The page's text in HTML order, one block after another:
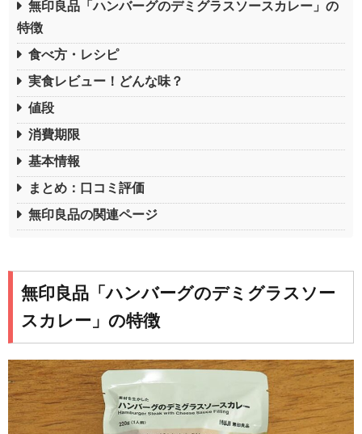
無印良品「ハンバーグのデミグラスソースカレー」の
特徴
食べ方・レシピ
実食レビュー！どんな味？
値段
消費期限
基本情報
まとめ：口コミ評価
無印良品の関連ページ
無印良品「ハンバーグのデミグラスソー
スカレー」の特徴